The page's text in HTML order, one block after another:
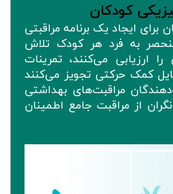
کودکان
ایجاد یک برنامه مراقبتی
به فرد هر کودک تلاش
ارزیابی می‌کنند، تمرینات
کمک حرکتی تجویز می‌کنند
مراقبت‌های بهداشتی
از مراقبت جامع اطمینان